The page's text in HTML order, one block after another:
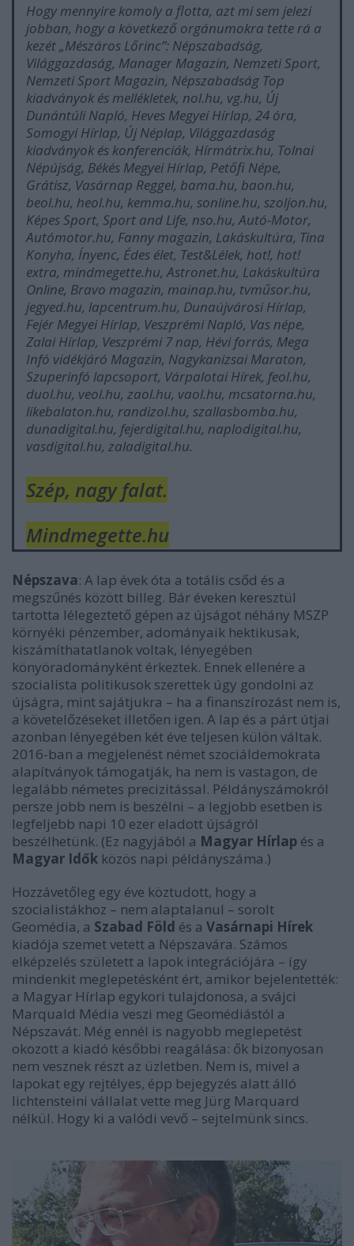
Hogy mennyire komoly a flotta, azt mi sem jelezi
jobban, hogy a következő orgánumokra tette rá a
kezét „Mészáros Lőrinc”: Népszabadság,
Világgazdaság, Manager Magazin, Nemzeti Sport,
Nemzeti Sport Magazin, Népszabadság Top
kiadványok és mellékletek, nol.hu, vg.hu, Új
Dunántúli Napló, Heves Megyei Hírlap, 24 óra,
Somogyi Hírlap, Új Néplap, Világgazdaság
kiadványok és konferenciák, Hírmátrix.hu, Tolnai
Népújság, Békés Megyei Hírlap, Petőfi Népe,
Grátisz, Vasárnap Reggel, bama.hu, baon.hu,
beol.hu, heol.hu, kemma.hu, sonline.hu, szoljon.hu,
Képes Sport, Sport and Life, nso.hu, Autó-Motor,
Autómotor.hu, Fanny magazin, Lakáskultúra, Tina
Konyha, Ínyenc, Édes élet, Test&Lélek, hot!, hot!
extra, mindmegette.hu, Astronet.hu, Lakáskultúra
Online, Bravo magazin, mainap.hu, tvműsor.hu,
jegyed.hu, lapcentrum.hu, Dunaújvárosi Hírlap,
Fejér Megyei Hírlap, Veszprémi Napló, Vas népe,
Zalai Hírlap, Veszprémi 7 nap, Hévi forrás, Mega
Infó vidékjáró Magazin, Nagykanizsai Maraton,
Szuperinfó lapcsoport, Várpalotai Hírek, feol.hu,
duol.hu, veol.hu, zaol.hu, vaol.hu, mcsatorna.hu,
likebalaton.hu, randizol.hu, szallasbomba.hu,
dunadigital.hu, fejerdigital.hu, naplodigital.hu,
vasdigital.hu, zaladigital.hu.
Szép, nagy falat.
Mindmegette.hu
Népszava: A lap évek óta a totális csőd és a
megszűnés között billeg. Bár éveken keresztül
tartotta lélegeztető gépen az újságot néhány MSZP
környéki pénzember, adományaik hektikusak,
kiszámíthatatlanok voltak, lényegében
könyöradományként érkeztek. Ennek ellenére a
szocialista politikusok szerettek úgy gondolni az
újságra, mint sajátjukra – ha a finanszírozást nem is,
a követelőzéseket illetően igen. A lap és a párt útjai
azonban lényegében két éve teljesen külön váltak.
2016-ban a megjelenést német szociáldemokrata
alapítványok támogatják, ha nem is vastagon, de
legalább németes precizitással. Példányszámokról
persze jobb nem is beszélni – a legjobb esetben is
legfeljebb napi 10 ezer eladott újságról
beszélhetünk. (Ez nagyjából a Magyar Hírlap és a
Magyar Idők közös napi példányszáma.)
Hozzávetőleg egy éve köztudott, hogy a
szocialistákhoz – nem alaptalanul – sorolt
Geomédia, a Szabad Föld és a Vasárnapi Hírek
kiadója szemet vetett a Népszavára. Számos
elképzelés született a lapok integrációjára – így
mindenkit meglepetésként ért, amikor bejelentették:
a Magyar Hírlap egykori tulajdonosa, a svájci
Marquald Média veszi meg Geomédiástól a
Népszavát. Még ennél is nagyobb meglepetést
okozott a kiadó későbbi reagálása: ők bizonyosan
nem vesznek részt az üzletben. Nem is, mivel a
lapokat egy rejtélyes, épp bejegyzés alatt álló
lichtensteini vállalat vette meg Jürg Marquard
nélkül. Hogy ki a valódi vevő – sejtelmünk sincs.